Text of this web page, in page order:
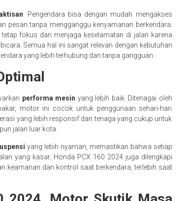
. Pengendara bisa dengan mudah mengakses
pesan tanpa mengganggu kenyamanan berkendara.
fokus dan menjaga keselamatan di jalan karena
Semua hal ini sangat relevan dengan kebutuhan
yang lebih terhubung dan tanpa gangguan.
performa mesin yang lebih baik. Ditenagai oleh
motor ini cocok untuk penggunaan sehari-hari
yang lebih responsif dan tenaga yang cukup untuk
jalan luar kota.
yang lebih nyaman, memastikan bahwa setiap
yang kasar. Honda PCX 160 2024 juga dilengkapi
keamanan dan kontrol saat berkendara, terlebih saat